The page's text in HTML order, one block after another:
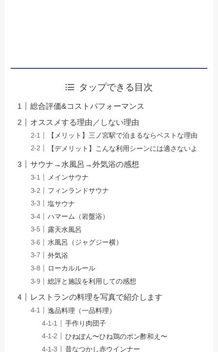
タップできる目次
総合評価&コストパフォーマンス
オススメする理由／しない理由
【メリット】三ノ宮駅で泊まるならベストな理由
【デメリット】こんな利用シーンには適さないよ
サウナ→水風呂→外気浴の感想
メインサウナ
フィンランドサウナ
塩サウナ
ハマーム（岩盤浴）
露天水風呂
水風呂（ジャグジー横）
外気浴
ローカルルール
総評と施設を利用しての感想
レストランの料理を写真で紹介します
逸品料理（一品料理）
手作り肉団子
ひねぽん〜ひね鶏のポン酢和え〜
昔なつかし赤ウインナー